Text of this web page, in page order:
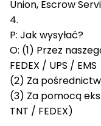
Union, Escrow
4.
P: Jak wysyłać?
O: (1) Przez
FEDEX / UPS / EMS
(2) Za
(3) Za pomocą
TNT / FEDEX)